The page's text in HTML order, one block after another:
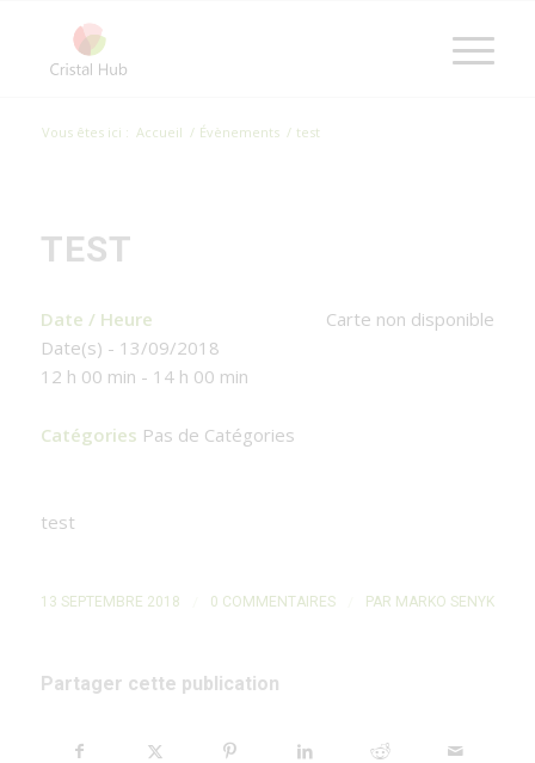
Vous êtes ici : Accueil / Évènements / test
TEST
Carte non disponible
Date / Heure
Date(s) - 13/09/2018
12 h 00 min - 14 h 00 min
Catégories Pas de Catégories
test
13 SEPTEMBRE 2018 0 COMMENTAIRES PAR MARKO SENYK
Partager cette publication